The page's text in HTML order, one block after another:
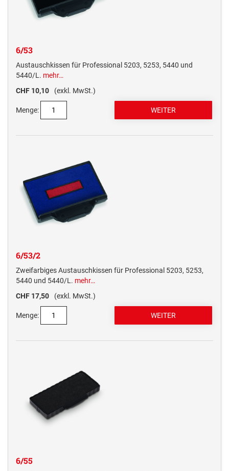
6/53
Austauschkissen für Professional 5203, 5253, 5440 und
5440/L. mehr…
CHF 10,10
(exkl. MwSt.)
Menge:
6/53/2
Zweifarbiges Austauschkissen für Professional 5203, 5253,
5440 und 5440/L. mehr…
CHF 17,50
(exkl. MwSt.)
Menge:
6/55